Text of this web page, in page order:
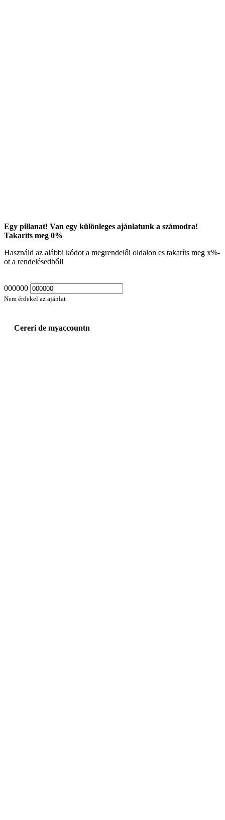
Egy pillanat! Van egy különleges ajánlatunk a számodra!
Takaríts meg 0%
Használd az alábbi kódot a megrendelői oldalon es takaríts meg x%-
ot a rendelésedből!
000000
Nem érdekel az ajánlat
Cereri de myaccountn